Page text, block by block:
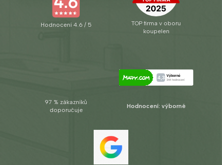
Hodnocení 4.6 / 5
TOP firma v oboru
koupelen
97 % zákazníků
doporučuje
Hodnocení: výborné